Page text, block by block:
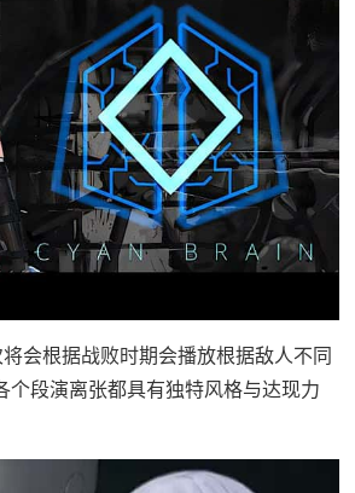
会根据战败时期会播放根据敌人不同
个段演离张都具有独特风格与达现力